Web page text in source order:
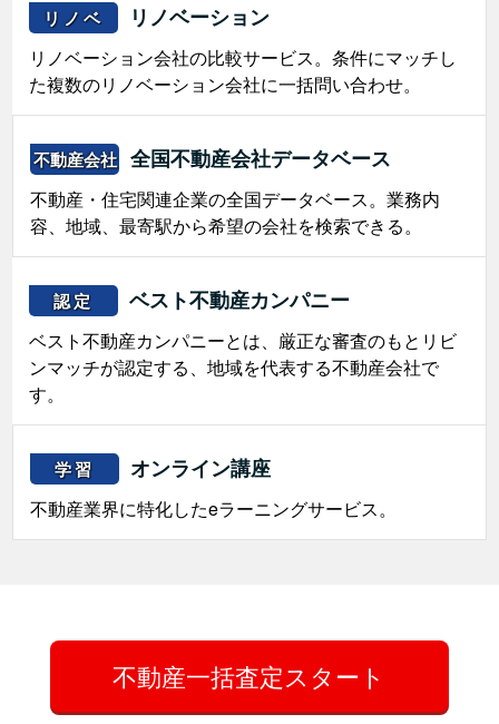
リノベ リノベーション
リノベーション会社の比較サービス。条件にマッチし
た複数のリノベーション会社に一括問い合わせ。
不動産会社 全国不動産会社データベース
不動産・住宅関連企業の全国データベース。業務内
容、地域、最寄駅から希望の会社を検索できる。
認定 ベスト不動産カンパニー
ベスト不動産カンパニーとは、厳正な審査のもとリビ
ンマッチが認定する、地域を代表する不動産会社で
す。
学習 オンライン講座
不動産業界に特化したeラーニングサービス。
不動産一括査定スタート